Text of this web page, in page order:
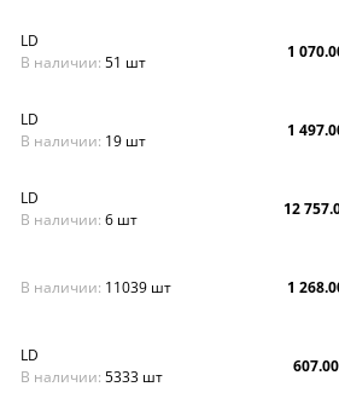
1
LD
В наличии:51 шт
1
LD
В наличии: 19 шт
12
LD
В наличии:6 шт
1
В наличии: 11039 шт
607.00
LD
В наличии:5333 шт